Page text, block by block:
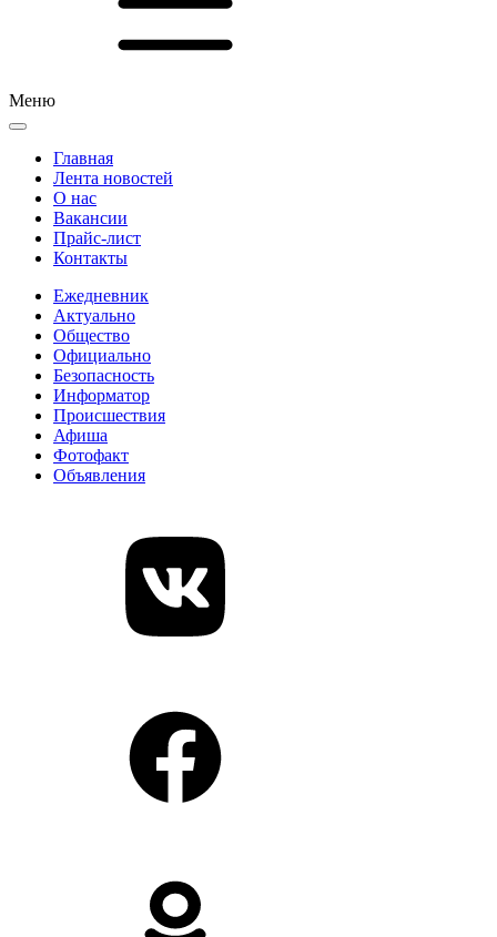
Меню
Главная
Лента новостей
О нас
Вакансии
Прайс-лист
Контакты
Ежедневник
Актуально
Общество
Официально
Безопасность
Информатор
Происшествия
Афиша
Фотофакт
Объявления